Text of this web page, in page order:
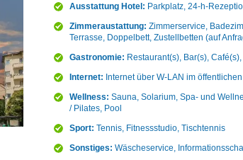
Ausstattung Hotel: Parkplatz, 24-h-
Zimmeraustattung: Zimmerservice,
Terrasse, Doppelbett, Zustellbetten (auf
Gastronomie: Restaurant(s), Bar(s),
Internet: Internet über W-LAN im
Wellness: Sauna, Solarium, Spa- und
/ Pilates, Pool
Sport: Tennis, Fitnessstudio, Tischtennis
Sonstiges: Wäscheservice,